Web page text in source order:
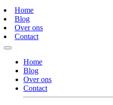
Home
Blog
Over ons
Contact
Home
Blog
Over ons
Contact